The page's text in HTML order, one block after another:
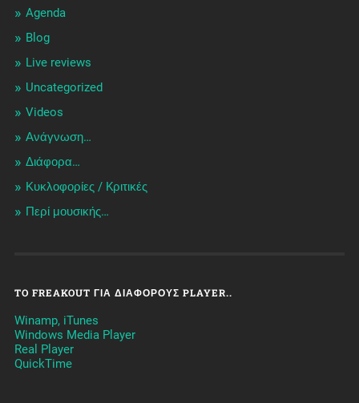
Agenda
Blog
Live reviews
Uncategorized
Videos
Ανάγνωση…
Διάφορα…
Κυκλοφορίες / Kριτικές
Περί μουσικής…
TO FREAKOUT ΓΙΑ ΔΙΆΦΟΡΟΥΣ PLAYER..
Winamp, iTunes
Windows Media Player
Real Player
QuickTime